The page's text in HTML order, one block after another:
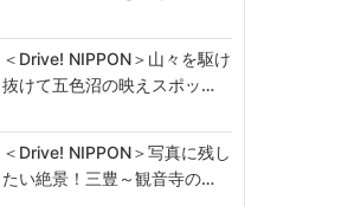
＜Drive! NIPPON＞山々を駆け
抜けて五色沼の映えスポッ…
＜Drive! NIPPON＞写真に残し
たい絶景！三豊～観音寺の…